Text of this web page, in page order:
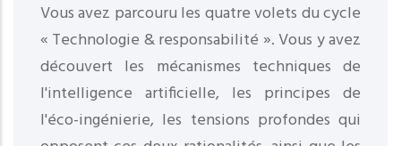
Vous avez parcouru les quatre volets du cycle
« Technologie & responsabilité ». Vous y avez
découvert les mécanismes techniques de
l'intelligence artificielle, les principes de
l'éco-ingénierie, les tensions profondes qui